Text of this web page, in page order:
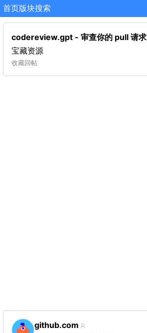
首页版块搜索
codereview.gpt - 审查你的 pull 请求
宝藏资源
收藏回帖
github.com